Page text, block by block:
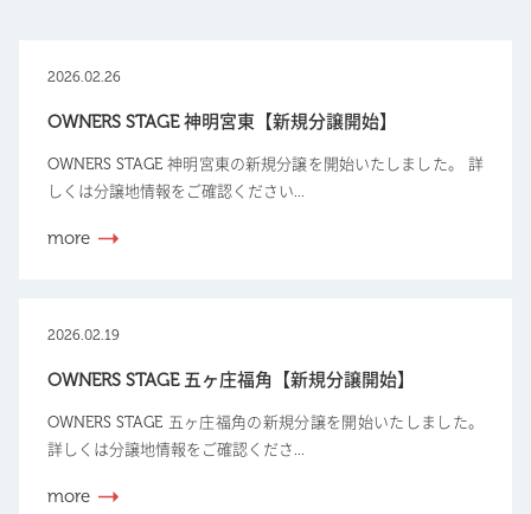
2026.02.26
OWNERS STAGE 神明宮東【新規分譲開始】
OWNERS STAGE 神明宮東の新規分譲を開始いたしました。 詳
しくは分譲地情報をご確認ください...
more
2026.02.19
OWNERS STAGE 五ヶ庄福角【新規分譲開始】
OWNERS STAGE 五ヶ庄福角の新規分譲を開始いたしました。
詳しくは分譲地情報をご確認くださ...
more